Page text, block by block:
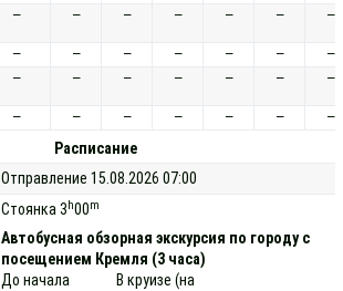
— — — — — — —
— — — — — —
—
— — — — — — —
— — — — — — —
Расписание
Отправление 15.08.2026 07:00
Стоянка 3h00m
Автобусная обзорная экскурсия по городу с
посещением Кремля (3 часа)
До начала
В круизе (на